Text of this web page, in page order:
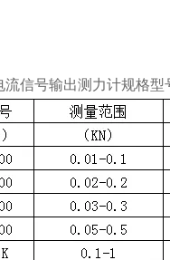
流信号输出测力计规格型